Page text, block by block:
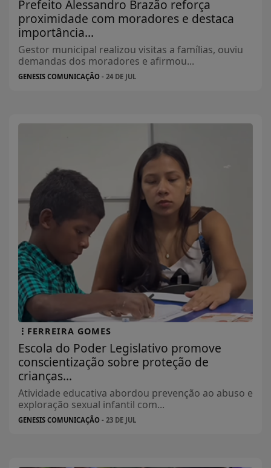
Prefeito Alessandro Brazão reforça
proximidade com moradores e destaca
importância...
Gestor municipal realizou visitas a famílias, ouviu
demandas dos moradores e afirmou...
GENESIS COMUNICAÇÃO - 24 DE JUL
FERREIRA GOMES
Escola do Poder Legislativo promove
conscientização sobre proteção de
crianças...
Atividade educativa abordou prevenção ao abuso e
exploração sexual infantil com...
GENESIS COMUNICAÇÃO - 23 DE JUL